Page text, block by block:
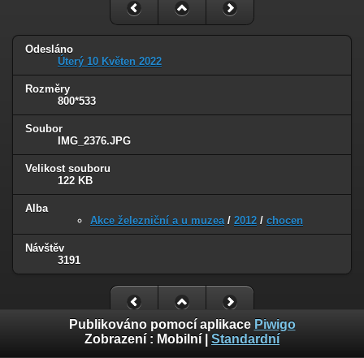
Odesláno
Úterý 10 Květen 2022
Rozměry
800*533
Soubor
IMG_2376.JPG
Velikost souboru
122 KB
Alba
Akce železniční a u muzea/ 2012 / chocen
Návštěv
3191
Publikováno pomocí aplikace Piwigo
Zobrazení : Mobilní Standardní